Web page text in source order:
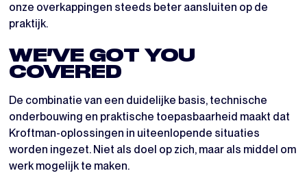
onze overkappingen steeds beter aansluiten op de
praktijk.
WE’VE GOT YOU
COVERED
De combinatie van een duidelijke basis, technische
onderbouwing en praktische toepasbaarheid maakt dat
Kroftman-oplossingen in uiteenlopende situaties
worden ingezet. Niet als doel op zich, maar als middel om
werk mogelijk te maken.